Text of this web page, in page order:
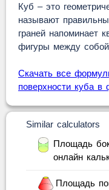
Куб – это
называют
граней напоминает
фигуры между
Скачать все
поверхности куба в
Similar calculators
Площадь
онлайн
Площадь